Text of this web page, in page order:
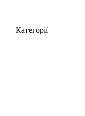
Категорії